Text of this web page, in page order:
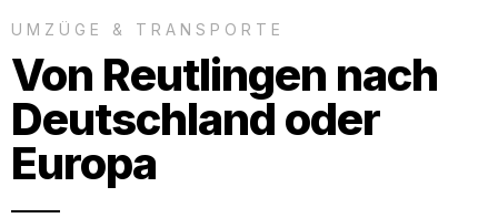
UMZÜGE & TRANSPORTE
Von Reutlingen nach
Deutschland oder
Europa